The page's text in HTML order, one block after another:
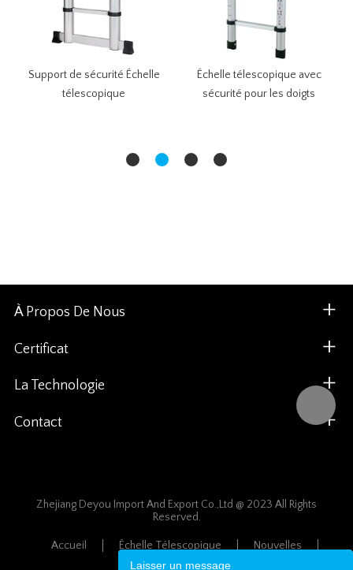
Support de sécurité Échelle
télescopique
Échelle télescopique avec
sécurité pour les doigts
À Propos De Nous
Certificat
La Technologie
Contact
Zhejiang Deyou Import And Export Co.,Ltd @ 2023 All Rights
Reserved.
Accueil Échelle Télescopique
Nouvelles
Laisser un message